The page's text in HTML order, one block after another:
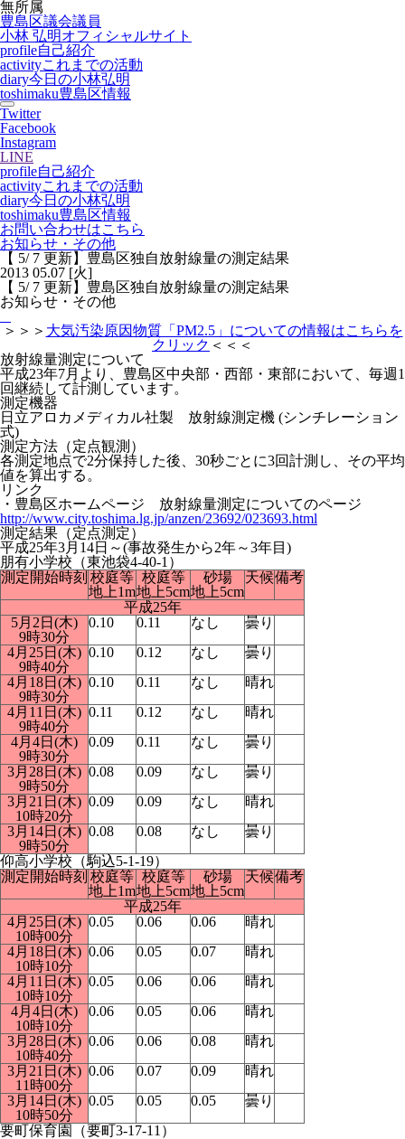
無所属
豊島区議会議員
小林 弘明オフィシャルサイト
profile自己紹介
activityこれまでの活動
diary今日の小林弘明
toshimaku豊島区情報
Twitter
Facebook
Instagram
LINE
profile自己紹介
activityこれまでの活動
diary今日の小林弘明
toshimaku豊島区情報
お問い合わせはこちら
お知らせ・その他
【 5/ 7 更新】豊島区独自放射線量の測定結果
2013 05.07 [火]
【 5/ 7 更新】豊島区独自放射線量の測定結果
お知らせ・その他
＞＞＞ 大気汚染原因物質「PM2.5」についての情報はこちらを
クリック ＜＜＜
放射線量測定について
平成23年7月より、豊島区中央部・西部・東部において、毎週1
回継続して計測しています。
測定機器
日立アロカメディカル社製 放射線測定機 (シンチレーション
式)
測定方法（定点観測）
各測定地点で2分保持した後、30秒ごとに3回計測し、その平均
値を算出する。
リンク
・豊島区ホームページ 放射線量測定についてのページ
http://www.city.toshima.lg.jp/anzen/23692/023693.html
測定結果（定点測定）
平成25年3月14日～(事故発生から2年～3年目)
朋有小学校（東池袋4-40-1）
測定開始時刻 校庭等
地上1m
校庭等
地上5cm
砂場
地上5cm
天候備考
平成25年
5月2日(木)
9時30分
0.10 0.11 なし
曇り
4月25日(木)
9時40分
0.10 0.12 なし
曇り
4月18日(木)
9時30分
0.10 0.11 なし
晴れ
4月11日(木)
9時40分
0.11 0.12 なし
晴れ
4月4日(木)
9時30分
0.09 0.11 なし
曇り
3月28日(木)
9時50分
0.08 0.09 なし
曇り
3月21日(木)
10時20分
0.09 0.09 なし
晴れ
3月14日(木)
9時50分
0.08 0.08 なし
曇り
仰高小学校（駒込5-1-19）
測定開始時刻 校庭等
地上1m
校庭等
地上5cm
砂場
地上5cm
天候備考
平成25年
4月25日(木)
10時00分
0.05 0.06 0.06
晴れ
4月18日(木)
10時10分
0.06 0.05 0.07
晴れ
4月11日(木)
10時10分
0.05 0.06 0.06
晴れ
4月4日(木)
10時10分
0.06 0.05 0.06
晴れ
3月28日(木)
10時40分
0.06 0.06 0.08
晴れ
3月21日(木)
11時00分
0.06 0.07 0.09
晴れ
3月14日(木)
10時50分
0.05 0.05 0.05
曇り
要町保育園（要町3-17-11）